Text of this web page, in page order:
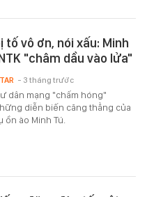
tố vô ơn, nói xấu: Minh
"châm dầu vào lửa"
dân mạng "chấm hóng"
diễn biến căng thẳng của
ồn ào Minh Tú.
- 3 tháng trước